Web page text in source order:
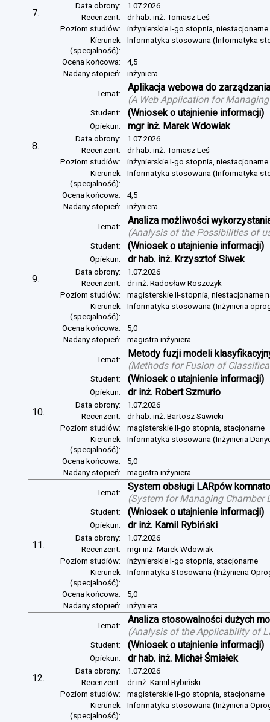
7.
Data obrony:
1.07.2026
Recenzent:
dr hab. inż. Tomasz Leś
Poziom studiów:
inżynierskie I-go stopnia, niestacjonarne
Kierunek
(specjalność):
Informatyka stosowana (Informatyka
Ocena końcowa:
4,5
Nadany stopień:
inżyniera
8.
Temat:
Aplikacja webowa do
(A Web Application for
Student: (Wniosek o utajnienie informacji)
Opiekun: mgr inż. Marek Wdowiak
Data obrony:
1.07.2026
Recenzent:
dr hab. inż. Tomasz Leś
Poziom studiów:
inżynierskie I-go stopnia, niestacjonarne
Kierunek
(specjalność):
Informatyka stosowana (Informatyka
Ocena końcowa:
4,5
Nadany stopień:
inżyniera
9.
Temat:
Analiza możliwości
(Analysis of the Possibilities of
Student: (Wniosek o utajnienie informacji)
Opiekun: dr hab. inż. Krzysztof Siwek
Data obrony:
1.07.2026
Recenzent:
dr inż. Radosław Roszczyk
Poziom studiów:
magisterskie II-stopnia, niestacjonarne
Kierunek
(specjalność):
Informatyka stosowana (Inżynieria
Ocena końcowa:
5,0
Nadany stopień:
magistra inżyniera
10.
Temat:
Metody fuzji modeli
(Methods for Fusion of
Student: (Wniosek o utajnienie informacji)
Opiekun: dr inż. Robert Szmurło
Data obrony:
1.07.2026
Recenzent:
dr hab. inż. Bartosz Sawicki
Poziom studiów:
magisterskie II-go stopnia, stacjonarne
Kierunek
(specjalność):
Informatyka stosowana (Inżynieria
Ocena końcowa:
5,0
Nadany stopień:
magistra inżyniera
11.
Temat:
System obsługi LARpów
(System for Managing Chamber
Student: (Wniosek o utajnienie informacji)
Opiekun: dr inż. Kamil Rybiński
Data obrony:
1.07.2026
Recenzent:
mgr inż. Marek Wdowiak
Poziom studiów:
inżynierskie I-go stopnia, stacjonarne
Kierunek
(specjalność):
Informatyka Stosowana (Inżynieria
Ocena końcowa:
5,0
Nadany stopień:
inżyniera
12.
Temat:
Analiza stosowalności dużych
(Analysis of the Applicability of
Student: (Wniosek o utajnienie informacji)
Opiekun: dr hab. inż. Michał Śmiałek
Data obrony:
1.07.2026
Recenzent:
dr inż. Kamil Rybiński
Poziom studiów:
magisterskie II-go stopnia, stacjonarne
Kierunek
(specjalność):
Informatyka stosowana (Inżynieria